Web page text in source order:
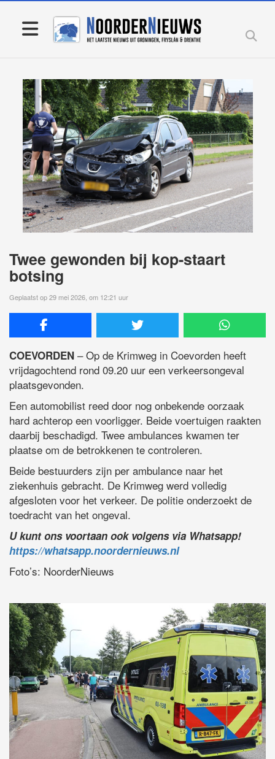
Twee gewonden bij kop-staart
botsing
Geplaatst op 29 mei 2026, om 12:21 uur
COEVORDEN – Op de Krimweg in Coevorden heeft
vrijdagochtend rond 09.20 uur een verkeersongeval
plaatsgevonden.
Een automobilist reed door nog onbekende oorzaak
hard achterop een voorligger. Beide voertuigen raakten
daarbij beschadigd. Twee ambulances kwamen ter
plaatse om de betrokkenen te controleren.
Beide bestuurders zijn per ambulance naar het
ziekenhuis gebracht. De Krimweg werd volledig
afgesloten voor het verkeer. De politie onderzoekt de
toedracht van het ongeval.
U kunt ons voortaan ook volgens via Whatsapp!
https://whatsapp.noordernieuws.nl
Foto’s: NoorderNieuws